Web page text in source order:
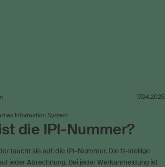
17.04.2025
Information System
die IPI-Nummer?
taucht sie auf: die IPI-Nummer. Die 11-stellige
jeder Abrechnung. Bei jeder Werkanmeldung ist